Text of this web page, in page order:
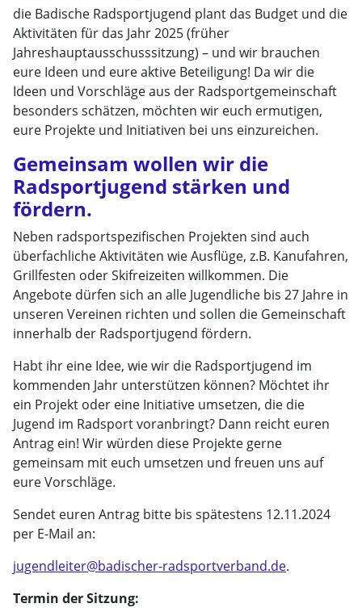
die Badische Radsportjugend plant das Budget und die
Aktivitäten für das Jahr 2025 (früher
Jahreshauptausschusssitzung) – und wir brauchen
eure Ideen und eure aktive Beteiligung! Da wir die
Ideen und Vorschläge aus der Radsportgemeinschaft
besonders schätzen, möchten wir euch ermutigen,
eure Projekte und Initiativen bei uns einzureichen.
Gemeinsam wollen wir die
Radsportjugend stärken und
fördern.
Neben radsportspezifischen Projekten sind auch
überfachliche Aktivitäten wie Ausflüge, z.B. Kanufahren,
Grillfesten oder Skifreizeiten willkommen. Die
Angebote dürfen sich an alle Jugendliche bis 27 Jahre in
unseren Vereinen richten und sollen die Gemeinschaft
innerhalb der Radsportjugend fördern.
Habt ihr eine Idee, wie wir die Radsportjugend im
kommenden Jahr unterstützen können? Möchtet ihr
ein Projekt oder eine Initiative umsetzen, die die
Jugend im Radsport voranbringt? Dann reicht euren
Antrag ein! Wir würden diese Projekte gerne
gemeinsam mit euch umsetzen und freuen uns auf
eure Vorschläge.
Sendet euren Antrag bitte bis spätestens 12.11.2024
per E-Mail an:
jugendleiter@badischer-radsportverband.de.
Termin der Sitzung: